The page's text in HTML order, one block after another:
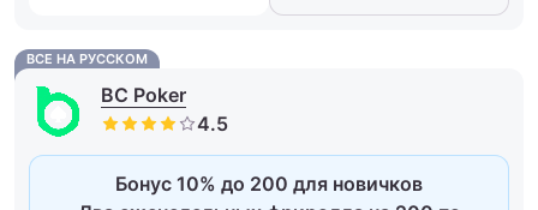
ВСЕ НА РУССКОМ
BC Poker
Бонус 10% до 200 для новичков